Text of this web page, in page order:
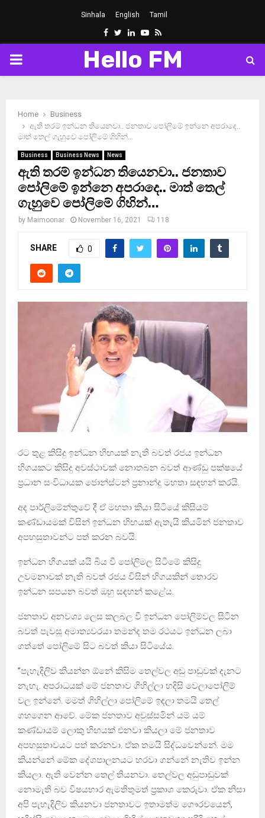
Sinhala English Tamil
Facebook
Twitter
LinkedinYoutube
Rss
PRIMARY
Hello FM
Home
Business
ඇති තරම් ඉන්ධන තියෙනවා.. ජනතාව පෝලිමේ ඉන්නෙ අපරාදෙ..
මාත් තෙල් ගැහුවෙ පෝලිමේ ගිහින්…
Business Business News News
ඇති තරම් ඉන්ධන තියෙනවා.. ජනතාව
පෝලිමේ ඉන්නෙ අපරාදෙ.. මාත් තෙල්
ගැහුවෙ පෝලිමේ ගිහින්…
by Maimoonar November 16, 2021 118
SHARE 0
රට තුළ කිසිදු ඉන්ධන හිඟයක් නැති බවත් රජය ඉන්ධන
හිගයකට කිසිදු අවස්ථාවක් නොතබන බවත් ආණ්ඩු පක්ෂයේ
ප්‍රධාන සංවිධායක ජොන්ස්ටන් ප්‍රනාන්දු මහතා සඳහන් කරයි.
අද පාර්ලිමේන්තුවේ දී ඒ මහතා කියා සිටියේ කිසියම්
කණ්ඩායමක් විසින් ඉන්ධන හිඟයක් ඇතැයි කියමින් ජනතාව
අපහසුතාවන්ට පත් කරන බවයි.
ඉන්ධන හිගයක් යයි බිය වී පෝලිමල සිටීමේ කිසිදු
උවමනාවක් නැති බවත් රජය විසින් හිගයකින් තොරව
ඉන්ධන සපයන බවත් ඔහු සඳහන් කළේය.
ජනතාව අනවශ්‍ය ලෙස කලබල වී ඉන්ධන පෝලිම්වල සිටින
බවත් පැවසූ අමාත්‍යවරයා තමන්ද තම රථයට ඉන්ධන ලබා
ගත්තේ පෝලිමේ සිට බවත් කියා සිටියේය.
”පැහැදිලිව කියන්න ඕනේ කිසිම තෙල්වල අඩු පාඩුවක් දැනට
නැහැ. අපරාධයක් මේ ජනතාව ගිහිල්ලා හදිසි වෙලාපෝලිම්
වල ඉන්නේ. මමත් ගිහිල්ලා පෝලිමේ ඉඳලා තමයි තෙල්
ගහගෙන ආවේ. මේක ජනතාව අවුස්සමින් යම් යම්
කණ්ඩායම් ලොකු හිඟයක් එනවා කියලා මේ ජනතාව
අපහසුතාවයට පත් කරනවා. ඒක තමයි සිද්ධවෙන්නේ. මම
කියන්නේ මේක දේශපාලනයට හරවා ගන්නේ නැතිව ඉන්න
කියලා. ඇති වෙන්න තෙල් තියනවා. තෙල්වල අඩුපාඩුවක්
නොමැති බව විෂයභාර ඇමතිතුමත් ප්‍රකාශ කෙරුවා. ඒක නිසා
අපි පැහැදිලිව කියනවා ජනතාවට ඉතාමත්ම ගෞරවයෙන්,